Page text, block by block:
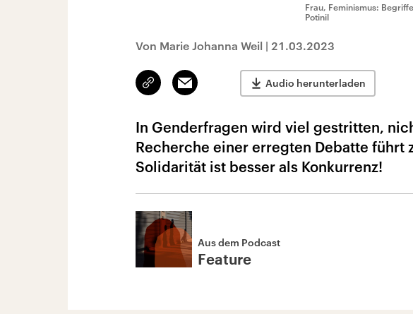
Frau, Feminismus:
Potinil
Von Marie Johanna Weil | 21.03.2023
Link
kopieren/teilen
Email Audio herunterladen
In Genderfragen wird viel gestritten,
Recherche einer erregten Debatte führt
Solidarität ist besser als Konkurrenz!
Aus dem Podcast
Feature